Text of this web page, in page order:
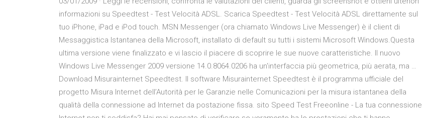
informazioni su Speedtest - Test Velocità ADSL. Scarica Speedtest - Test Velocità ADSL direttamente sul
tuo iPhone, iPad e iPod touch. MSN Messenger (ora chiamato Windows Live Messenger) è il client di
Messaggistica Istantanea della Microsoft, installato di default su tutti i sistemi Microsoft Windows.Questa
ultima versione viene finalizzato e vi lascio il piacere di scoprire le sue nuove caratteristiche. Il nuovo
Windows Live Messenger 2009 versione 14.0.8064.0206 ha un'interfaccia più geometrica, più aerata, ma …
Download Misurainternet Speedtest. Il software Misurainternet Speedtest è il programma ufficiale del
progetto Misura Internet dell’Autorità per le Garanzie nelle Comunicazioni per la misura istantanea della
qualità della connessione ad Internet da postazione fissa. sito Speed Test Freeonline - La tua connessione